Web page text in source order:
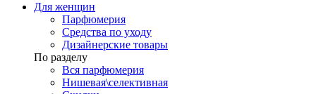
Для женщин
Парфюмерия
Средства по уходу
Дизайнерские товары
По разделу
Вся парфюмерия
Нишевая\селективная